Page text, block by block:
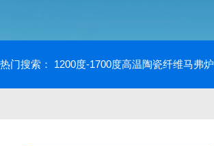
热门搜索： 1200度-1700度高温陶瓷纤维马弗炉